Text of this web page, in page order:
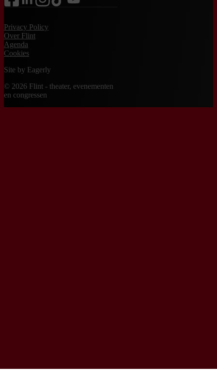
Privacy Policy
Over Flint
Agenda
Cookies
Site by Eagerly
© 2026 Flint - theater, evenementen
en congressen